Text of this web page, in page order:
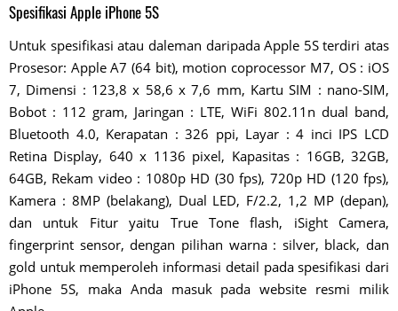
Spesifikasi Apple iPhone 5S
Untuk spesifikasi atau daleman daripada Apple 5S terdiri atas
Prosesor: Apple A7 (64 bit), motion coprocessor M7, OS : iOS
7, Dimensi : 123,8 x 58,6 x 7,6 mm, Kartu SIM : nano-SIM,
Bobot : 112 gram, Jaringan : LTE, WiFi 802.11n dual band,
Bluetooth 4.0, Kerapatan : 326 ppi, Layar : 4 inci IPS LCD
Retina Display, 640 x 1136 pixel, Kapasitas : 16GB, 32GB,
64GB, Rekam video : 1080p HD (30 fps), 720p HD (120 fps),
Kamera : 8MP (belakang), Dual LED, F/2.2, 1,2 MP (depan),
dan untuk Fitur yaitu True Tone flash, iSight Camera,
fingerprint sensor, dengan pilihan warna : silver, black, dan
gold untuk memperoleh informasi detail pada spesifikasi dari
iPhone 5S, maka Anda masuk pada website resmi milik